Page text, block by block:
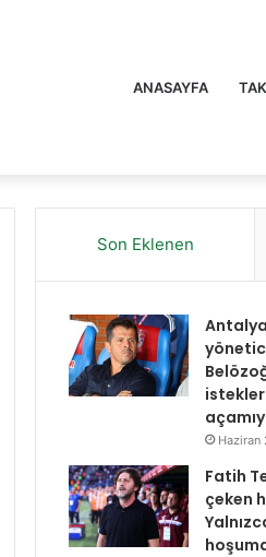
ANASAYFA
Son Eklenen
Haziran
Fatih
çeken